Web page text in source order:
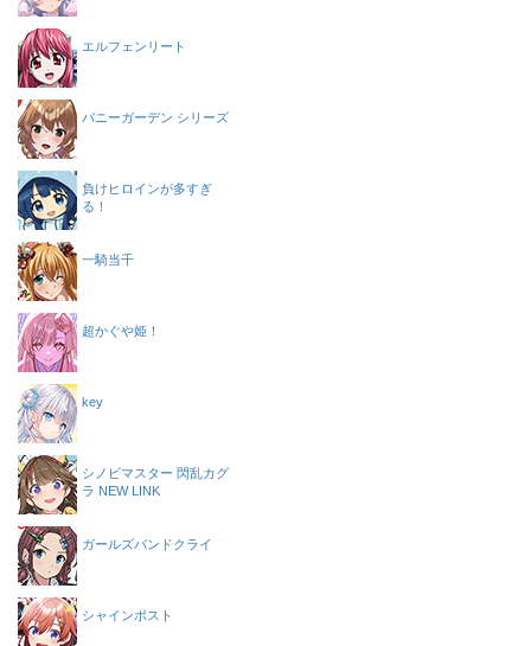
エルフェンリート
バニーガーデン シリーズ
負けヒロインが多すぎ
る！
一騎当千
超かぐや姫！
key
シノビマスター 閃乱カグ
ラ NEW LINK
ガールズバンドクライ
シャインポスト